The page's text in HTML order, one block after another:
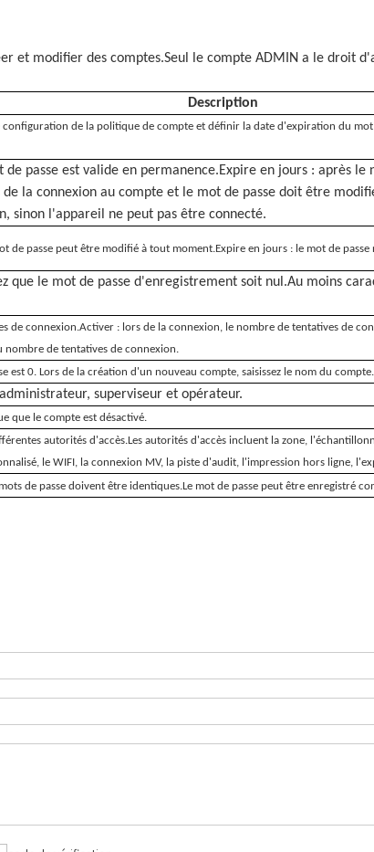
et modifier des comptes.Seul le compte ADMIN a le droit
Description
de la politique de compte et définir la date d'expiration du mot
passe est valide en permanence.Expire en jours : après
la connexion au compte et le mot de passe doit être
sinon l'appareil ne peut pas être connecté.
de passe peut être modifié à tout moment.Expire en jours : le mot de
que le mot de passe d'enregistrement soit nul.Au moins
de connexion.Activer : lors de la connexion, le nombre de tentatives de
nombre de tentatives de connexion.
est 0. Lors de la création d'un nouveau compte, saisissez le nom du compte.
superviseur et opérateur.
que le compte est désactivé.
autorités d'accès.Les autorités d'accès incluent la zone,
le WIFI, la connexion MV, la piste d'audit, l'impression hors ligne,
de passe doivent être identiques.Le mot de passe peut être enregistré